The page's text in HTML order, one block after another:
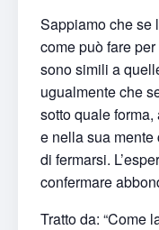
Sappiamo che se
come può fare
sono simili a
ugualmente che
sotto quale
e nella sua
di fermarsi.
confermare
Tratto da: “Come